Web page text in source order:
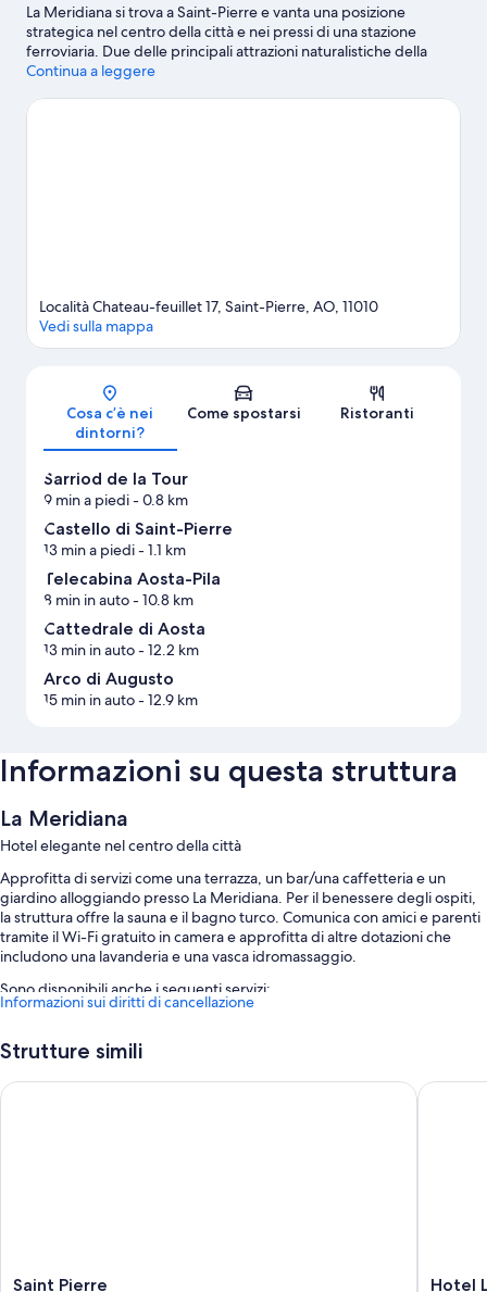
La Meridiana si trova a Saint-Pierre e vanta una posizione
strategica nel centro della città e nei pressi di una stazione
ferroviaria. Due delle principali attrazioni naturalistiche della
zona sono Parco Nazionale del Gran Paradiso e Riserva Naturale
Manzetti e Teatro Nuovababette. Anche Parc Animalier d'Introd
Continua a leggere
Mappa
Località Chateau-feuillet 17, Saint-Pierre, AO, 11010
Vedi sulla mappa
Cosa c’è nei
dintorni?
Come spostarsi Ristoranti
Sarriod de la Tour
9 min a piedi- 0.8 km
Castello di Saint-Pierre
13 min a piedi- 1.1 km
Telecabina Aosta-Pila
8 min in auto- 10.8 km
Cattedrale di Aosta
13 min in auto- 12.2 km
Arco di Augusto
15 min in auto- 12.9 km
Informazioni su questa struttura
La Meridiana
Hotel elegante nel centro della città
Approfitta di servizi come una terrazza, un bar/una caffetteria e un
giardino alloggiando presso La Meridiana. Per il benessere degli ospiti,
la struttura offre la sauna e il bagno turco. Comunica con amici e parenti
tramite il Wi-Fi gratuito in camera e approfitta di altre dotazioni che
includono una lavanderia e una vasca idromassaggio.
Sono disponibili anche i seguenti servizi:
l'aeroporto (a pagamento) e servizio babysitter (a pagamento)
Docce e asciugacapelli
Informazioni sui diritti di cancellazione
Strutture simili
Saint
Saint Pierre
Saint Pierre
Hotel
Hotel
Hotel Lo